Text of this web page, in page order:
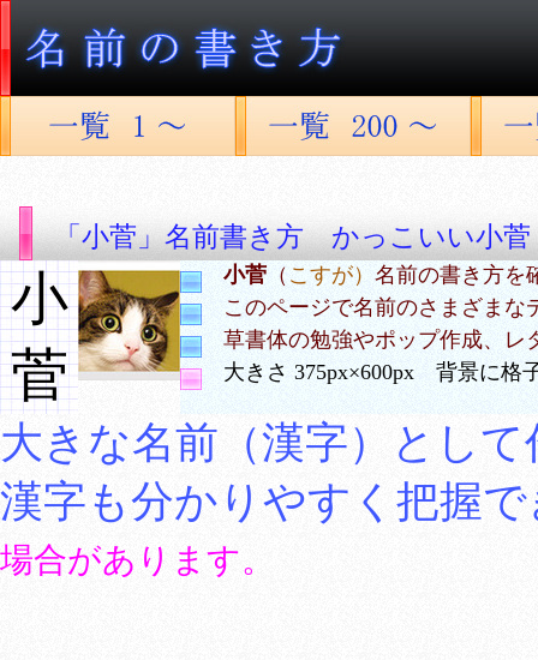
「小菅」名前書き方 かっこいい小菅
小
菅
小菅 （ こすが） 名前の書き方を
このページで名前のさまざまな
草書体の勉強やポップ作成、レ
大きさ 375px×600px 背景に格
大きな名前（漢字）とし
漢字も分かりやすく把握
場合があります。